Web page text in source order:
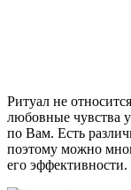
Ритуал не
любовные чувства у
по Вам. Есть
поэтому можно
его эффективности.